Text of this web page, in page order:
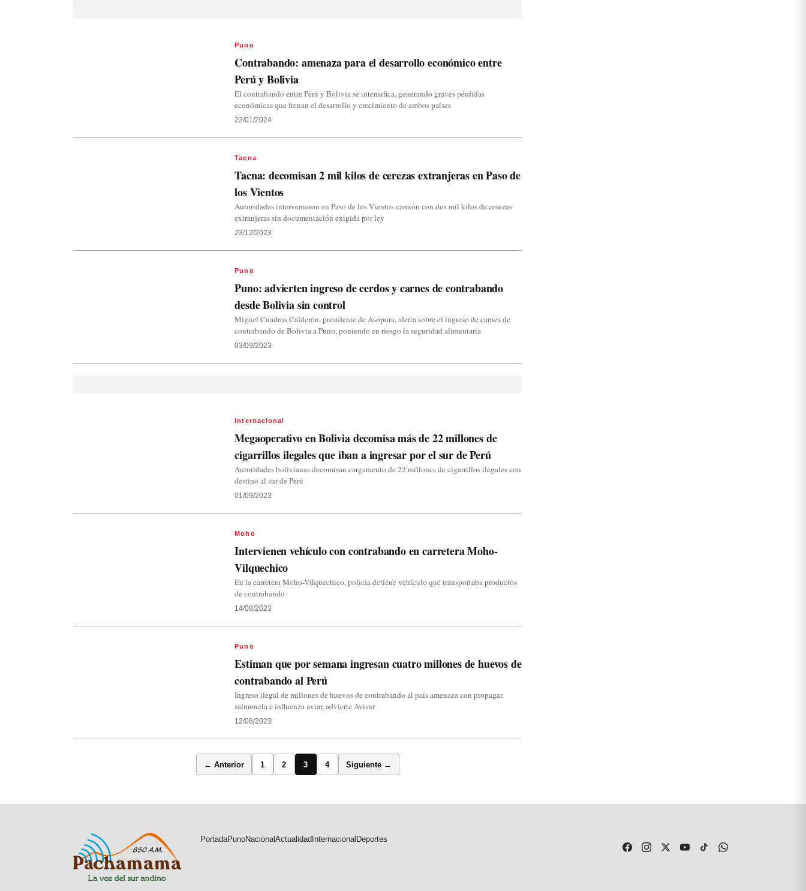
Puno
Contrabando: amenaza para el desarrollo económico entre
Perú y Bolivia
El contrabando entre Perú y Bolivia se intensifica, generando graves pérdidas
económicas que frenan el desarrollo y crecimiento de ambos países
22/01/2024
Tacna
Tacna: decomisan 2 mil kilos de cerezas extranjeras en Paso de
los Vientos
Autoridades intervenieron en Paso de los Vientos camión con dos mil kilos de cerezas
extranjeras sin documentación exigida por ley
23/12/2023
Puno
Puno: advierten ingreso de cerdos y carnes de contrabando
desde Bolivia sin control
Miguel Cuadros Calderón, presidente de Asopora, alerta sobre el ingreso de carnes de
contrabando de Bolivia a Puno, poniendo en riesgo la seguridad alimentaria
03/09/2023
Internacional
Megaoperativo en Bolivia decomisa más de 22 millones de
cigarrillos ilegales que iban a ingresar por el sur de Perú
Autoridades bolivianas decomisan cargamento de 22 millones de cigarrillos ilegales con
destino al sur de Perú
01/09/2023
Moho
Intervienen vehículo con contrabando en carretera Moho-
Vilquechico
En la carretera Moho-Vilquechico, policía detiene vehículo que transportaba productos
de contrabando
14/08/2023
Puno
Estiman que por semana ingresan cuatro millones de huevos de
contrabando al Perú
Ingreso ilegal de millones de huevos de contrabando al país amenaza con propagar
salmonela e influenza aviar, advierte Avisur
12/08/2023
← Anterior 1 2 3 4 Siguiente →
PortadaPunoNacionalActualidad Internacional Deportes